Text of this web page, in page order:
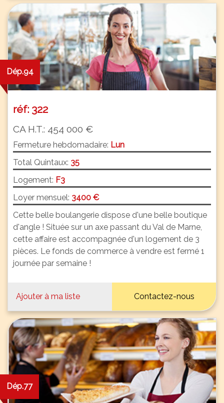
Dép.94
réf: 322
CA H.T.: 454 000 €
Fermeture hebdomadaire: Lun
Total Quintaux: 35
Logement: F3
Loyer mensuel: 3400 €
Cette belle boulangerie dispose d'une belle boutique
d'angle ! Située sur un axe passant du Val de Marne,
cette affaire est accompagnée d'un logement de 3
pièces. Le fonds de commerce à vendre est fermé 1
journée par semaine !
Ajouter à ma liste Contactez-nous
Dép.77